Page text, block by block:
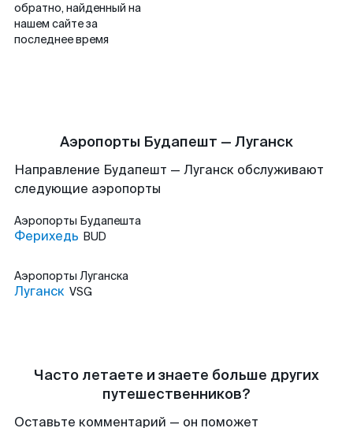
обратно, найденный на
нашем сайте за
последнее время
Аэропорты Будапешт — Луганск
Направление Будапешт — Луганск обслуживают
следующие аэропорты
Аэропорты Будапешта
Ферихедь BUD
Аэропорты Луганска
Луганск VSG
Часто летаете и знаете больше других
путешественников?
Оставьте комментарий — он поможет